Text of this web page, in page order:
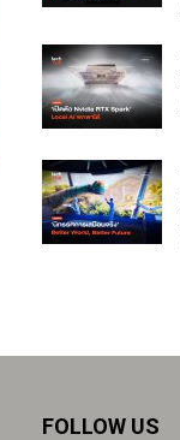
FOLLOW US